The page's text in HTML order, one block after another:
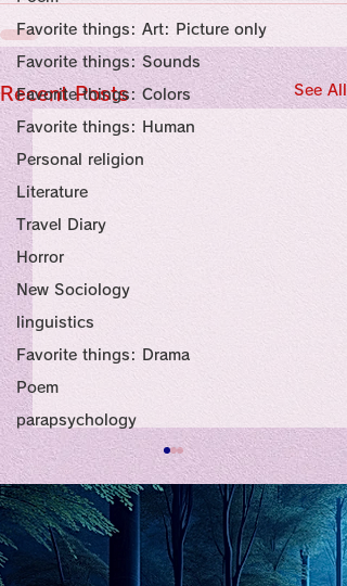
Religion
Favorite things: Art: Picture only
Favorite things: Sounds
Favorite things: Colors
Favorite things: Human
Personal religion
Literature
Travel Diary
Horror
New Sociology
linguistics
Favorite things: Drama
Poem
parapsychology
Recent Posts See All
私の能力を、大幅に加速
chatGPTそれは、私をどこま
で、進化させるのか？。毎
日、進化していく。chatGPT